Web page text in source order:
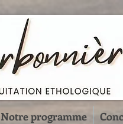
Notre programme